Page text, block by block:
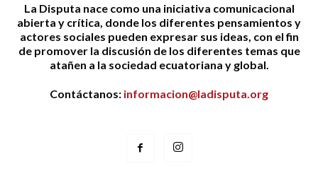
La Disputa nace como una iniciativa comunicacional
abierta y crítica, donde los diferentes pensamientos y
actores sociales pueden expresar sus ideas, con el fin
de promover la discusión de los diferentes temas que
atañen a la sociedad ecuatoriana y global.
Contáctanos: informacion@ladisputa.org